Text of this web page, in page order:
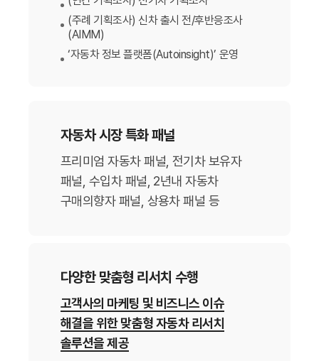
(주례 기획조사) 신차 출시 전/후반응조사
(AIMM)
‘자동차 정보 플랫폼(Autoinsight)’ 운영
자동차 시장 특화 패널
프리미엄 자동차 패널, 전기차 보유자
패널, 수입차 패널, 2년내 자동차
구매의향자 패널, 상용차 패널 등
다양한 맞춤형 리서치 수행
고객사의 마케팅 및 비즈니스 이슈
해결을 위한 맞춤형 자동차 리서치
솔루션을 제공